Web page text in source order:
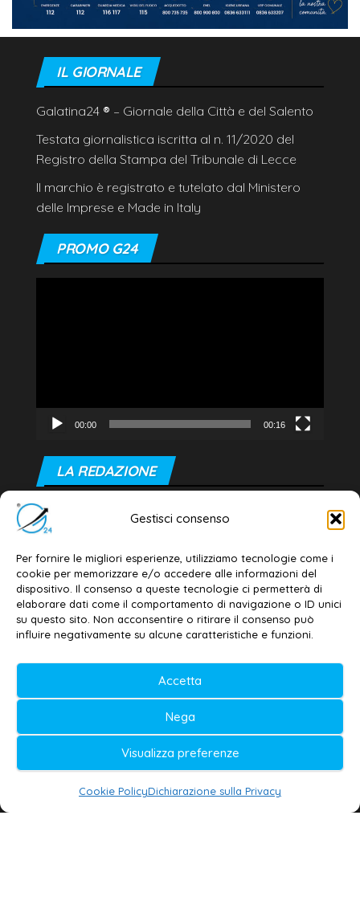
Gestisci consenso
Per fornire le migliori esperienze, utilizziamo tecnologie come i
cookie per memorizzare e/o accedere alle informazioni del
dispositivo. Il consenso a queste tecnologie ci permetterà di
elaborare dati come il comportamento di navigazione o ID unici
su questo sito. Non acconsentire o ritirare il consenso può
influire negativamente su alcune caratteristiche e funzioni.
Accetta
Nega
Visualizza preferenze
Cookie PolicyDichiarazione sulla Privacy
IL GIORNALE
Galatina24 ® – Giornale della Città e del Salento
Testata giornalistica iscritta al n. 11/2020 del
Registro della Stampa del Tribunale di Lecce
Il marchio è registrato e tutelato dal Ministero
delle Imprese e Made in Italy
PROMO G24
00:00 00:16
LA REDAZIONE
Editore e direttore responsabile:
Dott. Daniele G. Masciullo
Email: redazione@galatina24.it
Contatti –Disclaimer
Privacy policy –Cookie policy
Testata iscritta al n. 11/2020 Registro della
Stampa Tribunale di Lecce
Editore e direttore responsabile:
Daniele G. Masciullo